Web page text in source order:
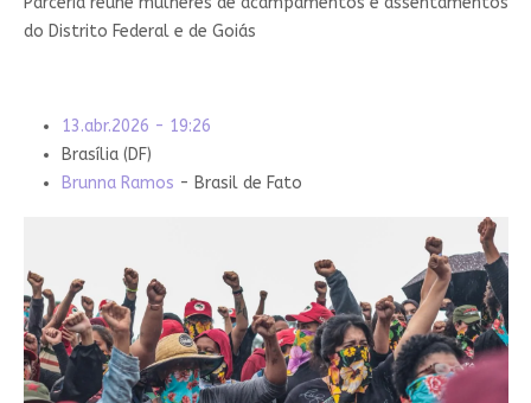
do Distrito Federal e de Goiás
13.abr.2026 - 19:26
Brasília (DF)
Brunna Ramos - Brasil de Fato